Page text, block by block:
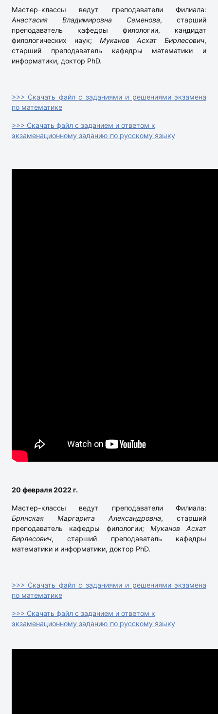
Мастер-классы ведут преподаватели Филиала:
Анастасия Владимировна Семенова, старший
преподаватель кафедры филологии, кандидат
филологических наук; Муканов Асхат Бирлесович,
старший преподаватель кафедры математики и
информатики, доктор PhD.
>>> Скачать файл с заданиями и решениями экзамена
по математике
>>> Скачать файл с заданием и ответом к
экзаменационному заданию по русскому языку
20 февраля 2022 г.
Мастер-классы ведут преподаватели Филиала:
Брянская Маргарита Александровна, старший
преподаватель кафедры филологии; Муканов Асхат
Бирлесович, старший преподаватель кафедры
математики и информатики, доктор PhD.
>>> Скачать файл с заданиями и решениями экзамена
по математике
>>> Скачать файл с заданием и ответом к
экзаменационному заданию по русскому языку